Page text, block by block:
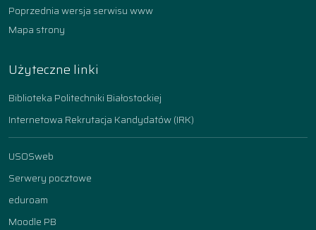
Poprzednia wersja serwisu www
Mapa strony
Użyteczne linki
Biblioteka Politechniki Białostockiej
Internetowa Rekrutacja Kandydatów (IRK)
USOSweb
Serwery pocztowe
eduroam
Moodle PB